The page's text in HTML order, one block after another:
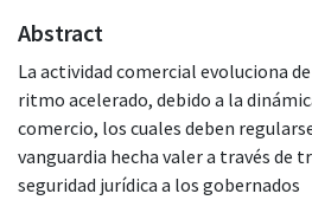
Abstract
La actividad comercial evoluciona
ritmo acelerado, debido a la
comercio, los cuales deben
vanguardia hecha valer a través de
seguridad jurídica a los gobernados